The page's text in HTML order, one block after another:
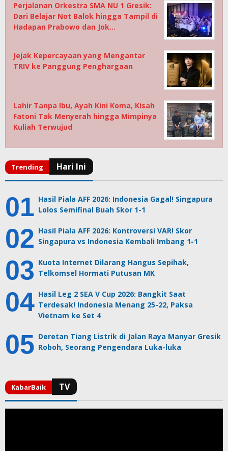
Perjalanan Orkestra SMA NU 1 Gresik:
Dari Belajar Not Balok hingga Tampil di
Hadapan Prabowo dan Jok…
Jejak Kepercayaan yang Mengantar
TRIV ke Panggung Penghargaan
Lahir Tanpa Ibu, Ayah Kini Koma, Kisah
Fatoni Tak Menyerah hingga Mimpinya
Kuliah Terwujud
Hasil Piala AFF 2026: Indonesia Gagal! Singapura
Lolos Semifinal Buah Skor 1-1
Hasil Piala AFF 2026: Kontroversi VAR! Skor
Singapura vs Indonesia Kembali Imbang 1-1
Kuota Internet Dilarang Hangus Sepihak,
Telkomsel Hormati Putusan MK
Hasil Leg 2 SEA V Cup 2026: Bangkit Saat
Terdesak! Indonesia Menang 25-22, Paksa
Vietnam ke Set 4
Deretan Tiang Listrik di Jalan Raya Manyar Gresik
Roboh, Seorang Pengendara Luka-luka